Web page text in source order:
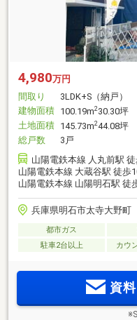
4,980万円
間取り
3LDK+S（納戸）
建物面積 100.19m2 30.30坪
土地面積 145.73m244.08坪
総戸数
3戸
山陽電鉄本線 人丸前駅
山陽電鉄本線 大蔵谷駅 徒歩
山陽電鉄本線 山陽明石駅 徒
兵庫県明石市太寺大野町
都市ガス
駐車2台以上
カウ
資